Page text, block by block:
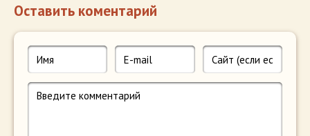
Оставить коментарий